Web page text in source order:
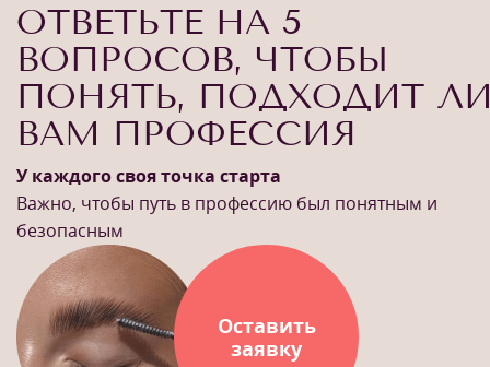
ОТВЕТЬТЕ НА 5
ВОПРОСОВ, ЧТОБЫ
ПОНЯТЬ, ПОДХОДИТ
ВАМ ПРОФЕССИЯ
У каждого своя точка старта
Важно, чтобы путь в профессию был понятным и
безопасным
Оставить
заявку